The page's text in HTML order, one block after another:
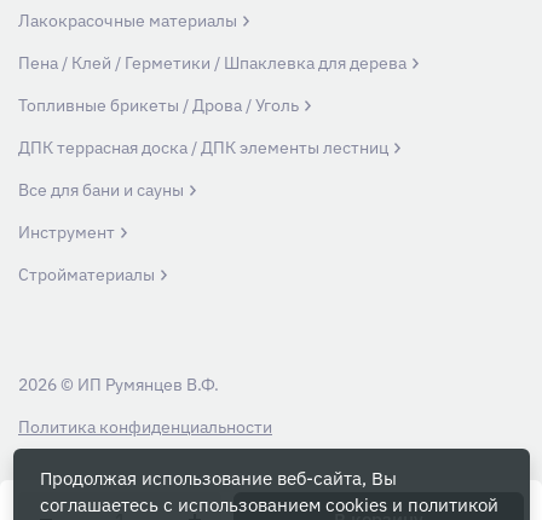
Лакокрасочные материалы
Пена / Клей / Герметики / Шпаклевка для дерева
Топливные брикеты / Дрова / Уголь
ДПК террасная доска / ДПК элементы лестниц
Все для бани и сауны
Инструмент
Стройматериалы
Вся информация на данном сайте носит ознакомительный характер и ни
при каких условиях не является публичной офертой, определяемой
Политика конфиденциальности
2026 © ИП Румянцев В.Ф.
Продолжая использование веб-сайта, Вы
соглашаетесь с использованием cookies и политикой